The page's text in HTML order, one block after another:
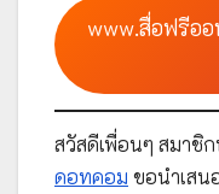
www.สื่อฟรีอ
สวัสดีเพื่อนๆ สมาชิ
ดอทคอม ขอนำเสน